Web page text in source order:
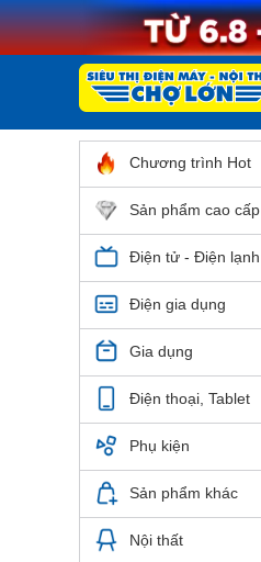
Chương trình Hot
Sản phẩm cao cấp
Điện tử - Điện lạnh
Điện gia dụng
Gia dụng
Điện thoại, Tablet
Phụ kiện
Sản phẩm khác
Nội thất